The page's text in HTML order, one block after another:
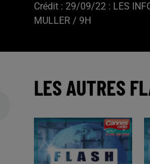
Crédit : 29/09/22 : LES
MULLER / 9H
LES AUTRES